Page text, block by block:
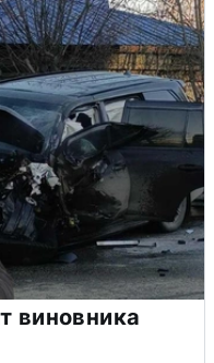
виновника